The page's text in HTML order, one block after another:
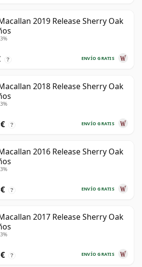
2019 Release Sherry Oak
ENVÍO GRATIS
?
2018 Release Sherry Oak
ENVÍO GRATIS
?
2016 Release Sherry Oak
ENVÍO GRATIS
?
2017 Release Sherry Oak
ENVÍO GRATIS
?